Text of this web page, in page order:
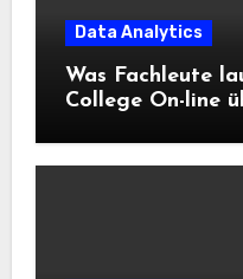
Data Analytics
Was Fachleute
College On-line